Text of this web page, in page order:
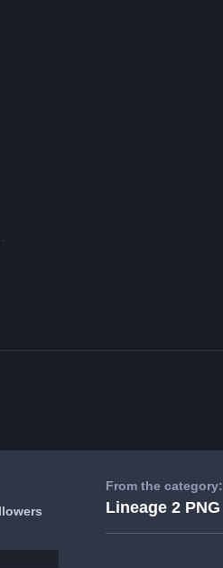
From the category:
Lineage 2 PNG